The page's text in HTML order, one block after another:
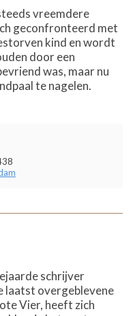
vreemdere
geconfronteerd met
kind en wordt
door een
was, maar nu
te nagelen.
schrijver
laatst overgeblevene
Vier, heeft zich